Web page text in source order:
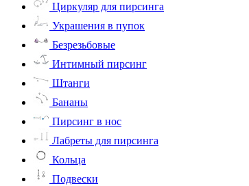
Циркуляр для пирсинга
Украшения в пупок
Безрезьбовые
Интимный пирсинг
Штанги
Бананы
Пирсинг в нос
Лабреты для пирсинга
Кольца
Подвески